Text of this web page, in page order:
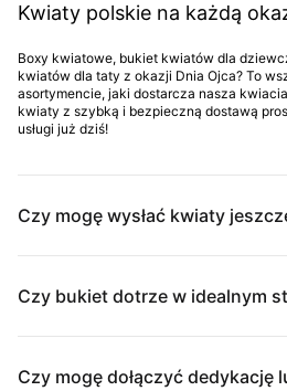
Kwiaty polskie na każdą
Boxy kwiatowe, bukiet kwiatów dla
kwiatów dla taty z okazji Dnia Ojca? To
asortymencie, jaki dostarcza nasza
kwiaty z szybką i bezpieczną dostawą
usługi już dziś!
Czy mogę wysłać kwiaty
Czy bukiet dotrze w idealnym
Czy mogę dołączyć dedykację